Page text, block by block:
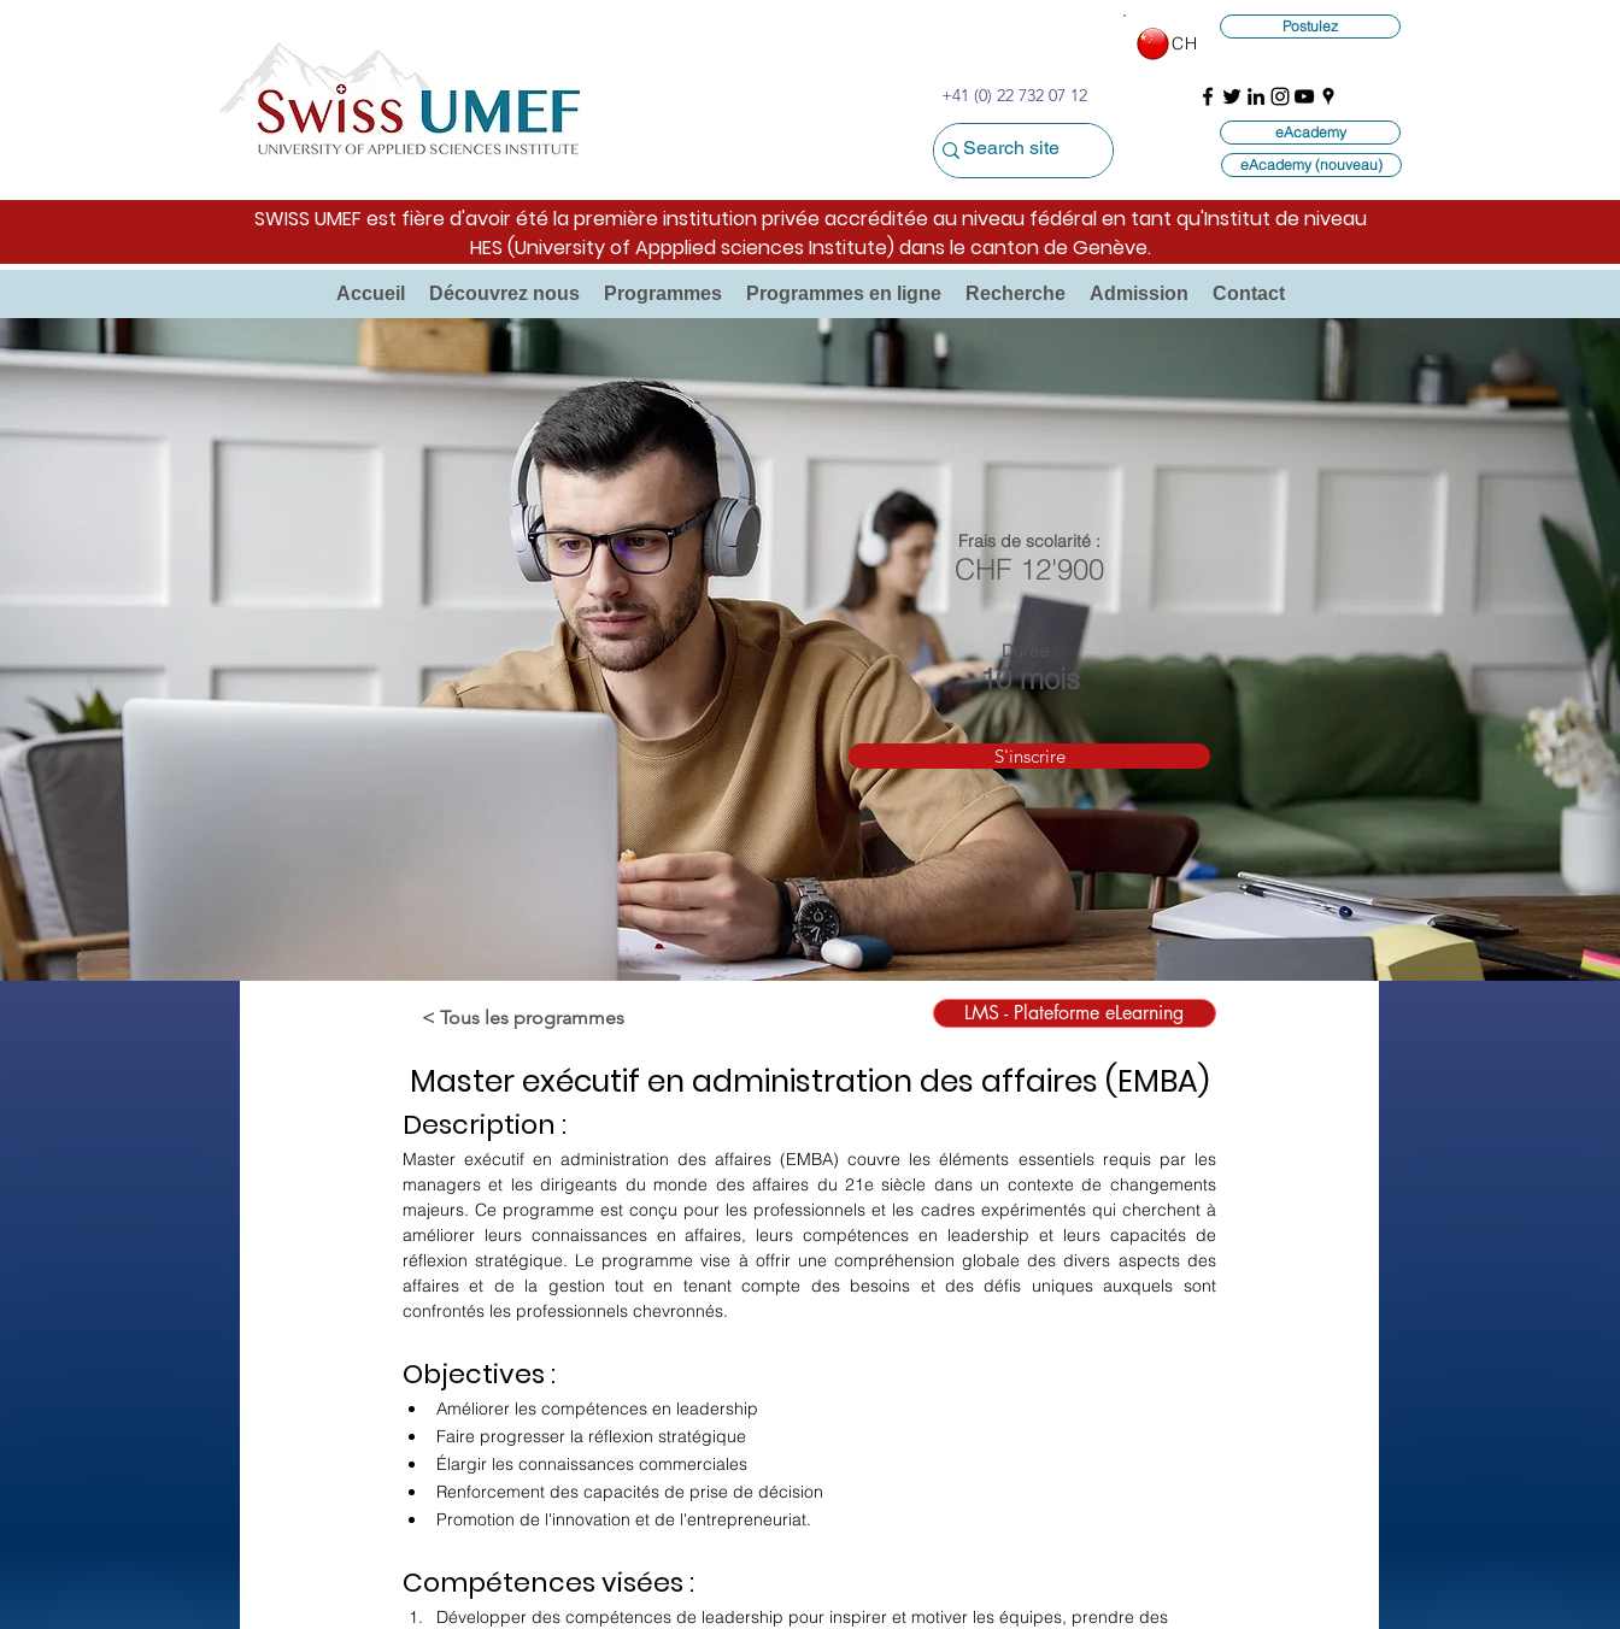
+41 (0) 22 732 07 12
CH
Postulez
eAcademy
eAcademy (nouveau)
SWISS UMEF est fière d'avoir été la première institution privée accréditée au niveau fédéral en tant qu'Institut de niveau
HES (University of Appplied sciences Institute) dans le canton de Genève.
Accueil Découvrez nous Programmes Programmes en ligne Recherche Admission Contact
Frais de scolarité :
CHF 12'900
Durée :
10 mois
S'inscrire
< Tous les programmes LMS - Plateforme eLearning
Master exécutif en administration des affaires (EMBA)
Description :
Master exécutif en administration des affaires (EMBA) couvre les éléments essentiels requis par les
managers et les dirigeants du monde des affaires du 21e siècle dans un contexte de changements
majeurs. Ce programme est conçu pour les professionnels et les cadres expérimentés qui cherchent à
améliorer leurs connaissances en affaires, leurs compétences en leadership et leurs capacités de
réflexion stratégique. Le programme vise à offrir une compréhension globale des divers aspects des
affaires et de la gestion tout en tenant compte des besoins et des défis uniques auxquels sont
confrontés les professionnels chevronnés.
Objectives :
Améliorer les compétences en leadership
Faire progresser la réflexion stratégique
Élargir les connaissances commerciales
Renforcement des capacités de prise de décision
Promotion de l'innovation et de l'entrepreneuriat.
Compétences visées :
Développer des compétences de leadership pour inspirer et motiver les équipes, prendre des